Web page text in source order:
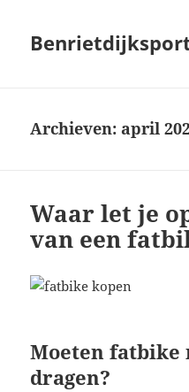
Archieven: april
Waar let je
van een
Moeten
dragen?